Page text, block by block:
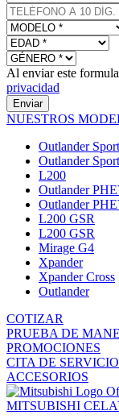
Al enviar este
privacidad
Enviar
NUESTROS
Outlander Sport
Outlander Sport
L200
Outlander
Outlander
L200 GSR
L200 GSR
Mirage G4
Xpander
Xpander Cross
Outlander
COTIZAR
PRUEBA DE
PROMOCIONES
CITA DE SERVICIO
ACCESORIOS
MITSUBISHI